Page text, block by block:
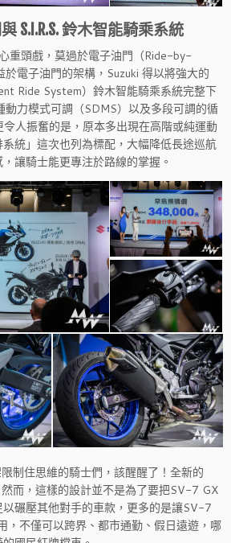
S.I.R.S. 鈴木智能騎乘系統
重頭戲，莫過於電子油門（Ride-by-
電子油門的架構，Suzuki 得以將強大的
Ride System）鈴木智能騎乘系統完整下
力模式可調（SDMS）以及多段可調的循
人振奮的是，原本多出現在高階或純運動
統」這次也列為標配，大幅降低長途巡航
讓騎士能更專注於路線的掌握。
制住思維的騎士們，該醒醒了！全新的
而，這樣的設計並不是為了要把SV-7 GX
碾壓其他對手的車款，更多的是讓SV-7
，不僅可以跨界、都市通勤、假日遠遊，哪